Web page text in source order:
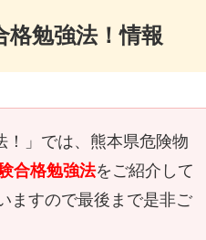
勉強法！情報
」では、熊本県危険物
合格勉強法をご紹介して
ますので最後まで是非ご